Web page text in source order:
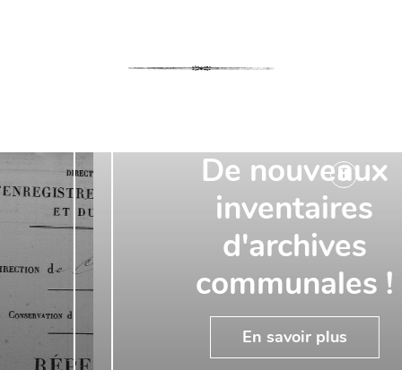
De nouveaux
inventaires
d'archives
communales !
En savoir plus